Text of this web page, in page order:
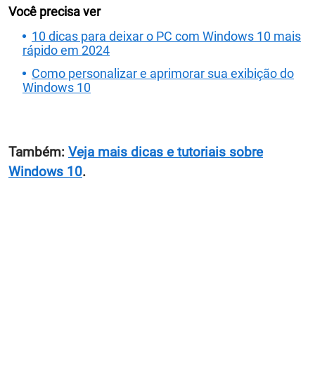
Você precisa ver
10 dicas para deixar o PC com Windows 10 mais
rápido em 2024
Como personalizar e aprimorar sua exibição do
Windows 10
Também: Veja mais dicas e tutoriais sobre
Windows 10.